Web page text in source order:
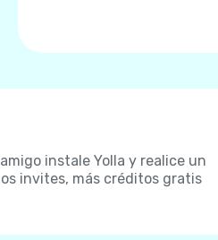
instale Yolla y realice un
invites, más créditos gratis